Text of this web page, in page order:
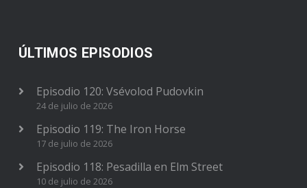
ÚLTIMOS EPISODIOS
Episodio 120: Vsévolod Pudovkin
24 de julio de 2026
Episodio 119: The Iron Horse
17 de julio de 2026
Episodio 118: Pesadilla en Elm Street
10 de julio de 2026